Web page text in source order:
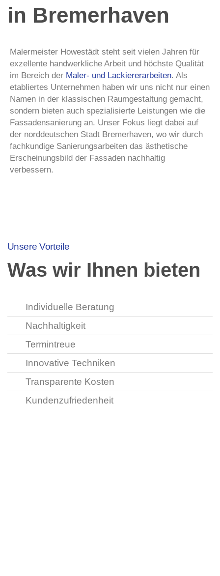
in Bremerhaven
Malermeister Howestädt steht seit vielen Jahren für
exzellente handwerkliche Arbeit und höchste Qualität
im Bereich der Maler- und Lackiererarbeiten. Als
etabliertes Unternehmen haben wir uns nicht nur einen
Namen in der klassischen Raumgestaltung gemacht,
sondern bieten auch spezialisierte Leistungen wie die
Fassadensanierung an. Unser Fokus liegt dabei auf
der norddeutschen Stadt Bremerhaven, wo wir durch
fachkundige Sanierungsarbeiten das ästhetische
Erscheinungsbild der Fassaden nachhaltig
verbessern.
Unsere Vorteile
Was wir Ihnen bieten
Individuelle Beratung
Nachhaltigkeit
Termintreue
Innovative Techniken
Transparente Kosten
Kundenzufriedenheit